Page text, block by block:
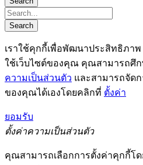
เราใช้คุกกี้เพื่อพัฒนาประสิทธิภา
ใช้เว็บไซต์ของคุณ คุณสามารถศึก
ความเป็นส่วนตัว และสามารถจัด
ของคุณได้เองโดยคลิกที่ ตั้งค่า
ยอมรับ
ตั้งค่าความเป็นส่วนตัว
คุณสามารถเลือกการตั้งค่าคุกกี้โ